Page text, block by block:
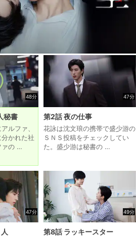
48分
秘書
ルファ、
かれた社
ァの …
47分
第2話 夜の仕事
花詠は沈文琅の携帯で盛少游の
ＳＮＳ投稿をチェックしてい
た。盛少游は秘書の …
47分 49分
第8話 ラッキースター